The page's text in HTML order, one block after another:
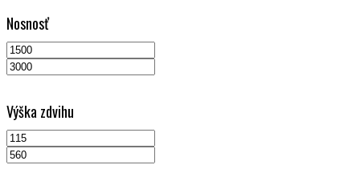
Nosnosť
Výška zdvihu